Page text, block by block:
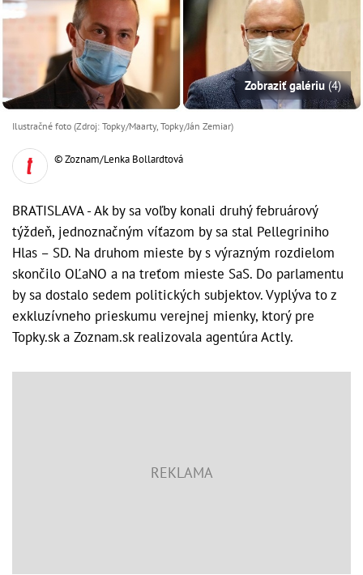
Zobraziť galériu(4)
Ilustračné foto (Zdroj: Topky/Maarty, Topky/Ján Zemiar)
© Zoznam/Lenka Bollardtová
BRATISLAVA - Ak by sa voľby konali druhý februárový
týždeň, jednoznačným víťazom by sa stal Pellegriniho
Hlas – SD. Na druhom mieste by s výrazným rozdielom
skončilo OĽaNO a na treťom mieste SaS. Do parlamentu
by sa dostalo sedem politických subjektov. Vyplýva to z
exkluzívneho prieskumu verejnej mienky, ktorý pre
Topky.sk a Zoznam.sk realizovala agentúra Actly.